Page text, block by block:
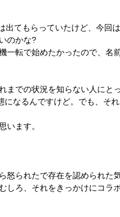
てもらっていたけど、今回
のかな?
転で始めたかったので、名
までの状況を知らない人にと
なるんですけど。でも、それ
います。
られたで存在を認められた
しろ、それをきっかけにコラ